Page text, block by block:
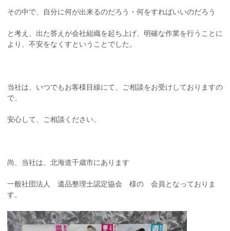
その中で、自分に何が出来るのだろう・何をすればいいのだろう
と考え、出た答えが会社組織を起ち上げ、明確な作業を行うことに
より、不安をなくすということでした。
当社は、いつでもお客様目線にて、ご相談をお受けしておりますの
で、
安心して、ご相談ください。
尚、当社は、北海道千歳市にあります
一般社団法人 遺品整理士認定協会 様の 会員となっておりま
す。